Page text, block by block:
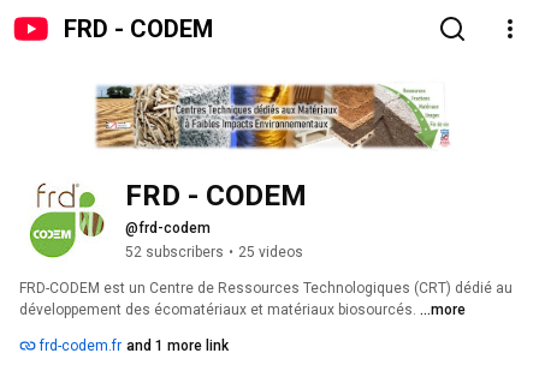
FRD - CODEM
FRD - CODEM
@frd-codem
52 subscribers • 25 videos
FRD-CODEM est un Centre de Ressources Technologiques (CRT) dédié au
développement des écomatériaux et matériaux biosourcés. ...more
frd-codem.fr and 1 more link